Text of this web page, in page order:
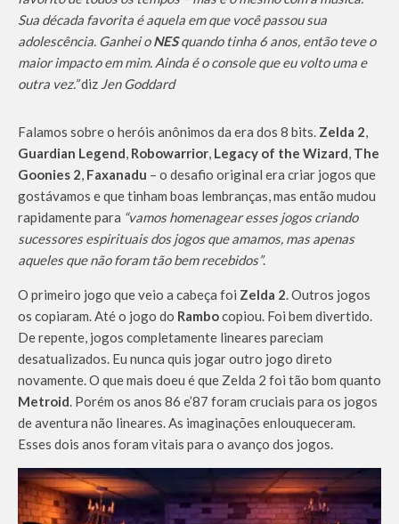
Sua década favorita é aquela em que você passou sua
adolescência. Ganhei oNESquando tinha 6 anos, então teve o
maior impacto em mim. Ainda é o console que eu volto uma e
outra vez.”diz Jen Goddard
Falamos sobre o heróis anônimos da era dos 8 bits. Zelda 2,
Guardian Legend, Robowarrior, Legacy of the Wizard, The
Goonies 2, Faxanadu – o desafio original era criar jogos que
gostávamos e que tinham boas lembranças, mas então mudou
rapidamente para “vamos homenagear esses jogos criando
sucessores espirituais dos jogos que amamos, mas apenas
aqueles que não foram tão bem recebidos”.
O primeiro jogo que veio a cabeça foi Zelda 2. Outros jogos
os copiaram. Até o jogo do Rambocopiou. Foi bem divertido.
De repente, jogos completamente lineares pareciam
desatualizados. Eu nunca quis jogar outro jogo direto
novamente. O que mais doeu é que Zelda 2 foi tão bom quanto
Metroid. Porém os anos 86 e’87 foram cruciais para os jogos
de aventura não lineares. As imaginações enlouqueceram.
Esses dois anos foram vitais para o avanço dos jogos.